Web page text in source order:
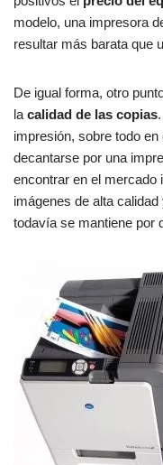
modelo, una impresora
resultar más barata que
De igual forma, otro
la calidad de las copias
impresión, sobre todo
decantarse por una
encontrar en el mercado
imágenes de alta
todavía se mantiene por